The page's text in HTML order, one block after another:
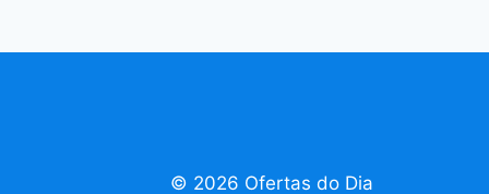
© 2026 Ofertas do Dia